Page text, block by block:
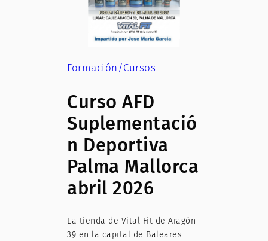
Formación/Cursos
Curso AFD
Suplementació
n Deportiva
Palma Mallorca
abril 2026
La tienda de Vital Fit de Aragón
39 en la capital de Baleares